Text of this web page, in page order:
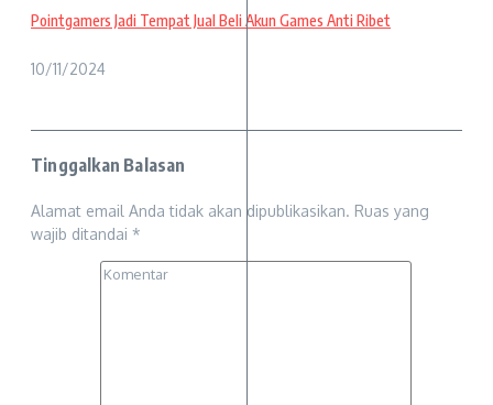
Pointgamers Jadi Tempat Jual Beli Akun Games Anti Ribet
10/11/2024
Tinggalkan Balasan
Alamat email Anda tidak akan dipublikasikan. Ruas yang
wajib ditandai *